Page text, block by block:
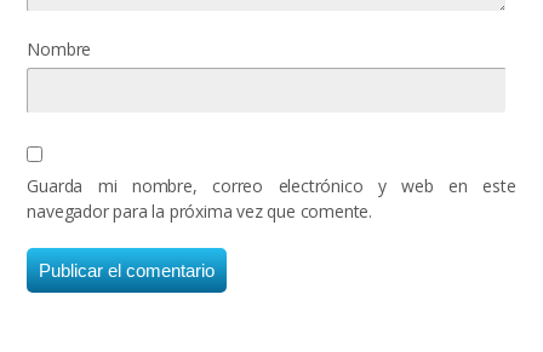
Nombre
Guarda mi nombre, correo electrónico y web en este
navegador para la próxima vez que comente.